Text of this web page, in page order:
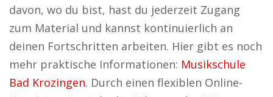
davon, wo du bist, hast du jederzeit Zugang
zum Material und kannst kontinuierlich an
deinen Fortschritten arbeiten. Hier gibt es noch
mehr praktische Informationen: Musikschule
Bad Krozingen. Durch einen flexiblen Online-